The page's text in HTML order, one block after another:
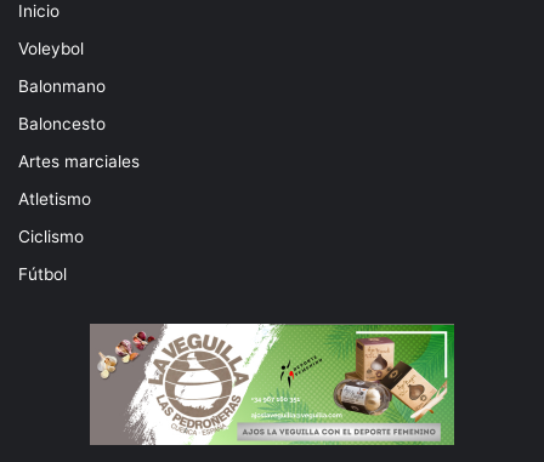
Inicio
Voleybol
Balonmano
Baloncesto
Artes marciales
Atletismo
Ciclismo
Fútbol